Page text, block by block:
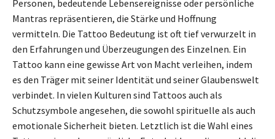
Personen, bedeutende Lebensereignisse oder persönliche
Mantras repräsentieren, die Stärke und Hoffnung
vermitteln. Die Tattoo Bedeutung ist oft tief verwurzelt in
den Erfahrungen und Überzeugungen des Einzelnen. Ein
Tattoo kann eine gewisse Art von Macht verleihen, indem
es den Träger mit seiner Identität und seiner Glaubenswelt
verbindet. In vielen Kulturen sind Tattoos auch als
Schutzsymbole angesehen, die sowohl spirituelle als auch
emotionale Sicherheit bieten. Letztlich ist die Wahl eines